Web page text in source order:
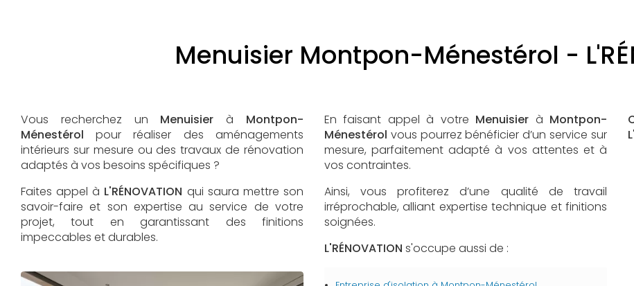
Menuisier Montpon-Ménestérol -
Vous recherchez un Menuisier à Montpon-
Ménestérol pour réaliser des aménagements
intérieurs sur mesure ou des travaux de rénovation
adaptés à vos besoins spécifiques ?
Faites appel à L'RÉNOVATION qui saura mettre son
savoir-faire et son expertise au service de votre
projet, tout en garantissant des finitions
impeccables et durables.
En faisant appel à votre Menuisier à Montpon-
Ménestérol vous pourrez bénéficier d’un service sur
mesure, parfaitement adapté à vos attentes et à
vos contraintes.
Ainsi, vous profiterez d’une qualité de travail
irréprochable, alliant expertise technique et finitions
soignées.
L'RÉNOVATION s'occupe aussi de :